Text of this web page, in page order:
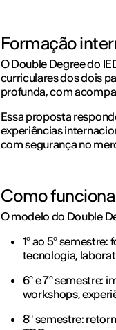
Formação
O Double Degree do
curriculares dos dois
profunda, com
Essa proposta
experiências
com segurança no
Como
O modelo do Double
1º ao 5º
tecnologia,
6º e 7º semestre:
workshops,
8º semestre: